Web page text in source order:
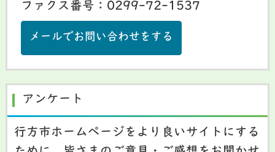
ファクス番号：0299-72-1537
メールでお問い合わせをする
アンケート
行方市ホームページをより良いサイトにする